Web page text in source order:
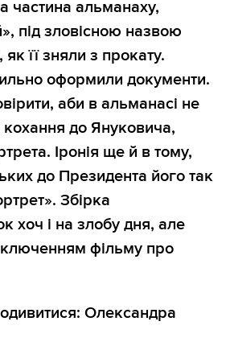
частина альманаху,
під зловісною назвою
як її зняли з прокату.
оформили документи.
аби в альманасі не
до Януковича,
Іронія ще й в тому,
до Президента його так
Збірка
хоч і на злобу дня, але
фільму про
Олександра